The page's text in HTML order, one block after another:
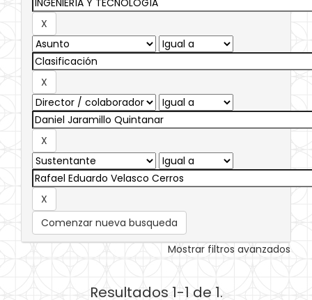
Comenzar nueva busqueda
Mostrar filtros avanzados
Resultados 1-1 de 1.